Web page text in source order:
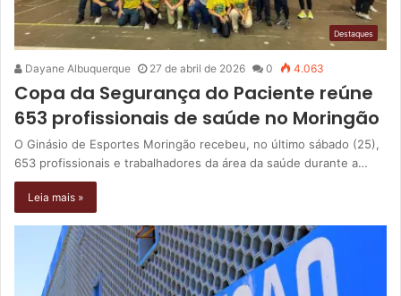
Destaques
Dayane Albuquerque 27 de abril de 2026 0 4.063
Copa da Segurança do Paciente reúne
653 profissionais de saúde no Moringão
O Ginásio de Esportes Moringão recebeu, no último sábado (25),
653 profissionais e trabalhadores da área da saúde durante a…
Leia mais »